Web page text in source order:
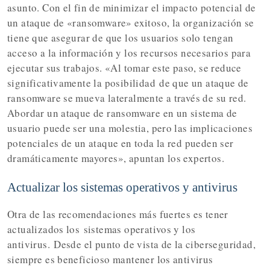
asunto. Con el fin de minimizar el impacto potencial de
un ataque de «ransomware» exitoso, la organización se
tiene que asegurar de que los usuarios solo tengan
acceso a la información y los recursos necesarios para
ejecutar sus trabajos. «Al tomar este paso, se reduce
significativamente la posibilidad de que un ataque de
ransomware se mueva lateralmente a través de su red.
Abordar un ataque de ransomware en un sistema de
usuario puede ser una molestia, pero las implicaciones
potenciales de un ataque en toda la red pueden ser
dramáticamente mayores», apuntan los expertos.
Actualizar los sistemas operativos y antivirus
Otra de las recomendaciones más fuertes es tener
actualizados los sistemas operativos y los
antivirus. Desde el punto de vista de la ciberseguridad,
siempre es beneficioso mantener los antivirus